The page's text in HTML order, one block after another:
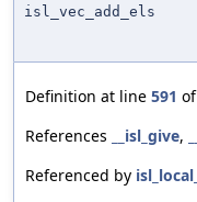
isl_vec_add_els
Definition at line 591
References
__isl_give,
Referenced by